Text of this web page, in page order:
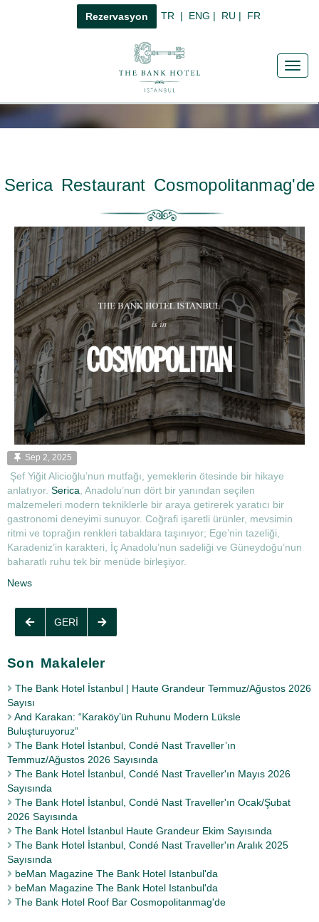
Rezervasyon TR | ENG | RU | FR
Serica Restaurant Cosmopolitanmag'de
Sep 2, 2025
Şef Yiğit Alicioğlu’nun mutfağı, yemeklerin ötesinde bir hikaye
anlatıyor. Serica , Anadolu’nun dört bir yanından seçilen
malzemeleri modern tekniklerle bir araya getirerek yaratıcı bir
gastronomi deneyimi sunuyor. Coğrafi işaretli ürünler, mevsimin
ritmi ve toprağın renkleri tabaklara taşınıyor; Ege’nin tazeliği,
Karadeniz’in karakteri, İç Anadolu’nun sadeliği ve Güneydoğu’nun
baharatlı ruhu tek bir menüde birleşiyor.
News
GERI
Son Makaleler
The Bank Hotel İstanbul | Haute Grandeur Temmuz/Ağustos 2026
Sayısı
And Karakan: “Karaköy’ün Ruhunu Modern Lüksle
Buluşturuyoruz”
The Bank Hotel İstanbul, Condé Nast Traveller’ın
Temmuz/Ağustos 2026 Sayısında
The Bank Hotel İstanbul, Condé Nast Traveller'ın Mayıs 2026
Sayısında
The Bank Hotel İstanbul, Condé Nast Traveller'ın Ocak/Şubat
2026 Sayısında
The Bank Hotel İstanbul Haute Grandeur Ekim Sayısında
The Bank Hotel İstanbul, Condé Nast Traveller'ın Aralık 2025
Sayısında
beMan Magazine The Bank Hotel Istanbul'da
beMan Magazine The Bank Hotel Istanbul'da
The Bank Hotel Roof Bar Cosmopolitanmag'de